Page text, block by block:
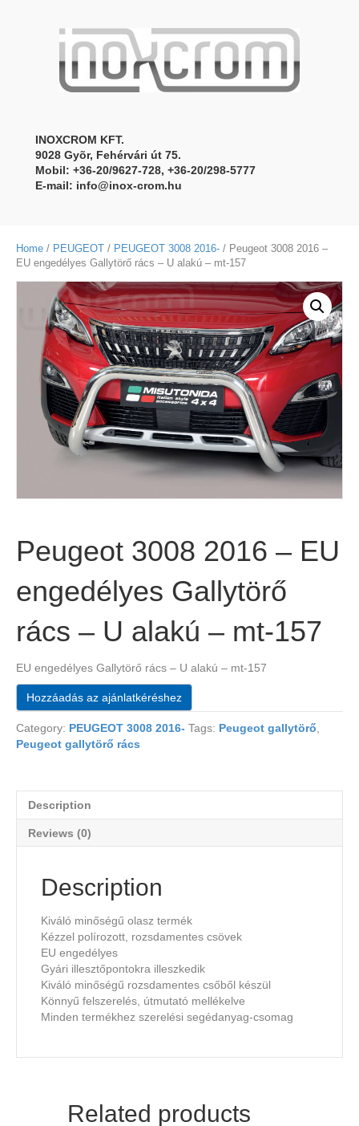
INOXCROM KFT.
9028 Gyõr, Fehérvári út 75.
Mobil: +36-20/9627-728, +36-20/298-5777
E-mail: info@inox-crom.hu
Home / PEUGEOT / PEUGEOT 3008 2016- / Peugeot 3008 2016 –
EU engedélyes Gallytörő rács – U alakú – mt-157
Peugeot 3008 2016 – EU
engedélyes Gallytörő
rács – U alakú – mt-157
EU engedélyes Gallytörő rács – U alakú – mt-157
Hozzáadás az ajánlatkéréshez
Category: PEUGEOT 3008 2016- Tags: Peugeot gallytörő,
Peugeot gallytörő rács
Description
Reviews (0)
Description
Kiváló minőségű olasz termék
Kézzel polírozott, rozsdamentes csövek
EU engedélyes
Gyári illesztőpontokra illeszkedik
Kiváló minőségű rozsdamentes csőből készül
Könnyű felszerelés, útmutató mellékelve
Minden termékhez szerelési segédanyag-csomag
Related products